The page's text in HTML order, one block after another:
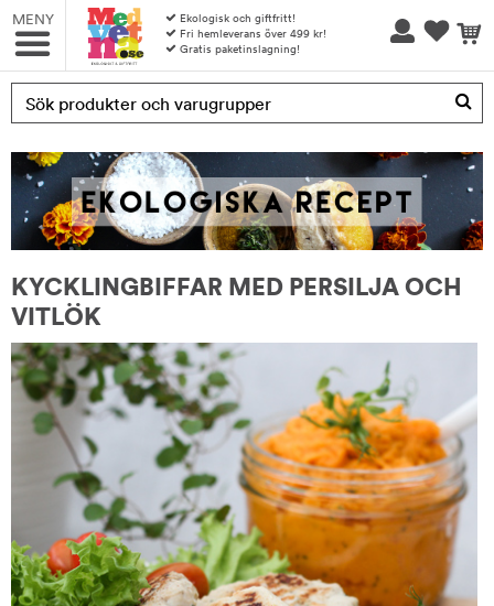
MENY
Ekologisk och giftfritt!
Fri hemleverans över 499 kr!
Gratis paketinslagning!
Produkten har blivit tillagd i varukorgen
KYCKLINGBIFFAR MED PERSILJA OCH
VITLÖK